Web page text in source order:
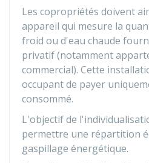
Les copropriétés doivent
appareil qui mesure la
froid ou d'eau chaude
privatif (notamment
commercial). Cette
occupant de payer
consommé.
L'objectif de
permettre une répartition
gaspillage énergétique.